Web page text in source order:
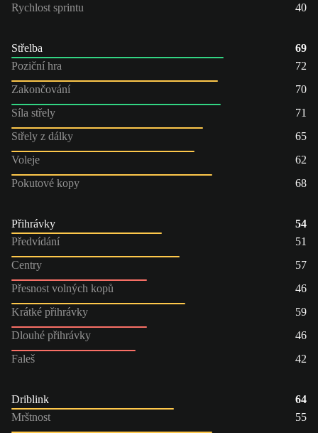
Rychlost sprintu
40
Střelba
69
Poziční hra
72
Zakončování
70
Síla střely
71
Střely z dálky
65
Voleje
62
Pokutové kopy
68
Přihrávky
54
Předvídání
51
Centry
57
Přesnost volných kopů
46
Krátké přihrávky
59
Dlouhé přihrávky
46
Faleš
42
Driblink
64
Mrštnost
55